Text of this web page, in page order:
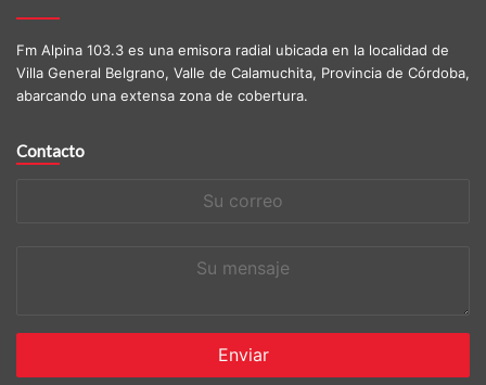
Fm Alpina 103.3 es una emisora radial ubicada en la localidad de
Villa General Belgrano, Valle de Calamuchita, Provincia de Córdoba,
abarcando una extensa zona de cobertura.
Contacto